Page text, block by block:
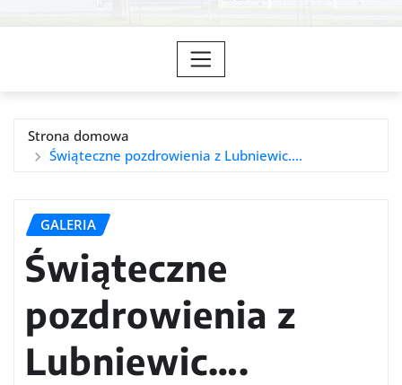
Strona domowa
Świąteczne pozdrowienia z Lubniewic….
GALERIA
Świąteczne
pozdrowienia z
Lubniewic….